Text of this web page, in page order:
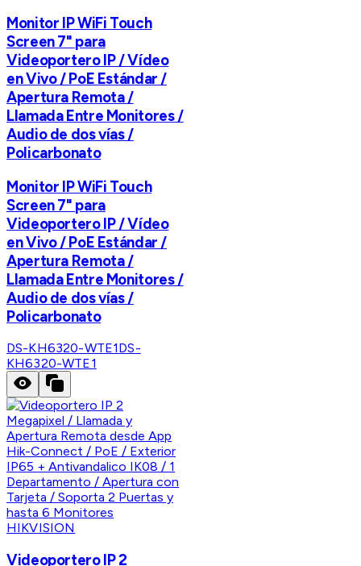
Monitor IP WiFi Touch
Screen 7" para
Videoportero IP / Vídeo
en Vivo / PoE Estándar /
Apertura Remota /
Llamada Entre Monitores /
Audio de dos vías /
Policarbonato
Monitor IP WiFi Touch
Screen 7" para
Videoportero IP / Vídeo
en Vivo / PoE Estándar /
Apertura Remota /
Llamada Entre Monitores /
Audio de dos vías /
Policarbonato
DS-KH6320-WTE1DS-
KH6320-WTE1
HIKVISION
Videoportero IP 2